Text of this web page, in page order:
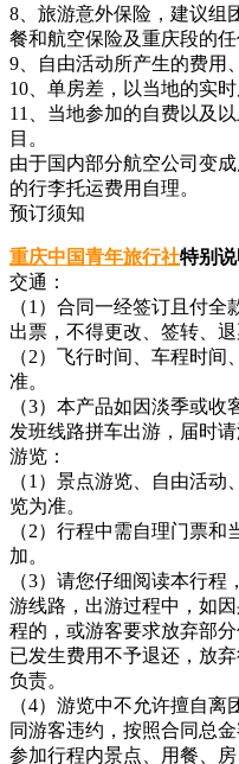
8、旅游意外保险，建议组
餐和航空保险及重庆段的任
9、自由活动所产生的费用
10、单房差，以当地的实时
11、当地参加的自费以及
目。
由于国内部分航空公司变
的行李托运费用自理。
预订须知
重庆中国青年旅行社特别说
交通：
（1）合同一经签订且付
出票，不得更改、签转、退
（2）飞行时间、车程时
准。
（3）本产品如因淡季或
发班线路拼车出游，届时请
游览：
（1）景点游览、自由活
览为准。
（2）行程中需自理门票
加。
（3）请您仔细阅读本行
游线路，出游过程中，如
程的，或游客要求放弃部
已发生费用不予退还，放
负责。
（4）游览中不允许擅自
同游客违约，按照合同总
参加行程内景点、用餐、